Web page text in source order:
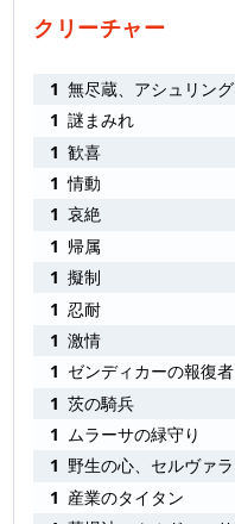
クリーチャー
1 無尽蔵、アシュリング
1 謎まみれ
1 歓喜
1 情動
1 哀絶
1 帰属
1 擬制
1 忍耐
1 激情
1 ゼンディカーの報復者
1 茨の騎兵
1 ムラーサの緑守り
1 野生の心、セルヴァラ
1 産業のタイタン